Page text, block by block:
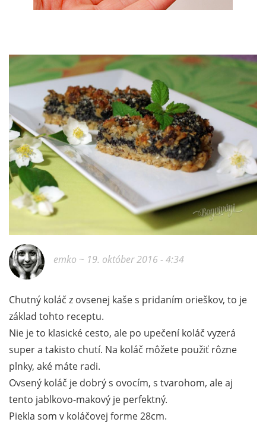
emko ~ 19. október 2016 - 4:34
Chutný koláč z ovsenej kaše s pridaním orieškov, to je
základ tohto receptu.
Nie je to klasické cesto, ale po upečení koláč vyzerá
super a takisto chutí. Na koláč môžete použiť rôzne
plnky, aké máte radi.
Ovsený koláč je dobrý s ovocím, s tvarohom, ale aj
tento jablkovo-makový je perfektný.
Piekla som v koláčovej forme 28cm.